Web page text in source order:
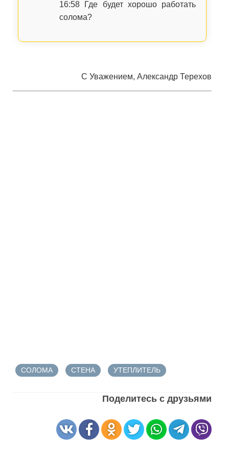
16:58 Где будет хорошо работать
солома?
С Уважением, Александр Терехов
СОЛОМА СТЕНА УТЕПЛИТЕЛЬ
Поделитесь с друзьями